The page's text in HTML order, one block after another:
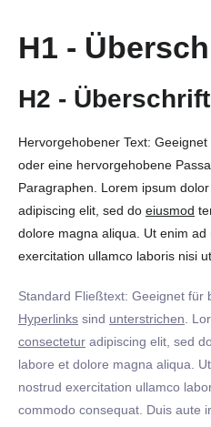
H1 -
H2 -
Hervorgehobener Text:
oder eine hervorgehobene
Paragraphen. Lorem ipsum
adipiscing elit, sed do eiusmod
dolore magna aliqua. Ut enim
exercitation ullamco laboris nisi
Standard Fließtext: Geeignet für
Hyperlinks sind unterstrichen.
consectetur adipiscing elit, sed
labore et dolore magna aliqua.
nostrud exercitation ullamco
commodo consequat. Duis aute